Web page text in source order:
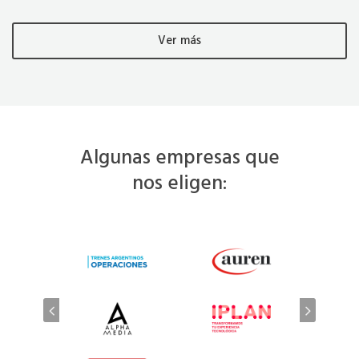
Ver más
Algunas empresas que
nos eligen: